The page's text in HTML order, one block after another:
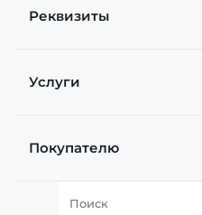
Реквизиты
Услуги
Персонификация
Покупателю